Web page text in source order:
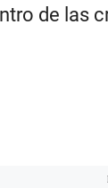
de las